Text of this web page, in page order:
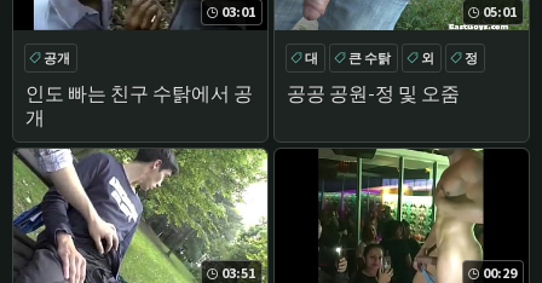
03:01
인도 빠는 친구 수탉에서 공
개
공개
05:01
공공 공원-정 및 오줌
대 큰 수탉 외 정
03:51 00:29